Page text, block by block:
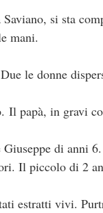
si sta
mani.
le donne
Il papà, in gravi
di anni
Il piccolo di 2
estratti vivi.